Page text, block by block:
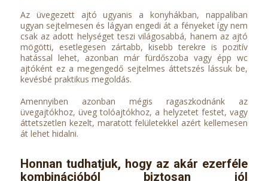
Az üvegezett ajtó ugyanis a konyhákban, nappaliban
ugyan sejtelmesen és lágyan engedi át a fényeket így nem
csak az adott helységet teszi világosabbá, hanem az ajtó
mögötti, esetlegesen zártabb, kisebb terekre is pozitív
hatással lehet, azonban már fürdőszoba vagy épp wc
ajtóként ez a megengedő sejtelmes áttetszés lássuk be,
kevésbé praktikus megoldás.
Amennyiben azonban mégis ragaszkodnánk az
üvegajtókhoz, üveg tolóajtókhoz, a helyzetet festet, vagy
áttetszetlen kezelt, maratott felületekkel azért kellemesen
át lehet hidalni.
Honnan tudhatjuk, hogy az akár ezerféle
kombinációból biztosan jól